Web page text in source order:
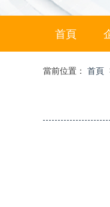
首頁
當前位置： 首頁